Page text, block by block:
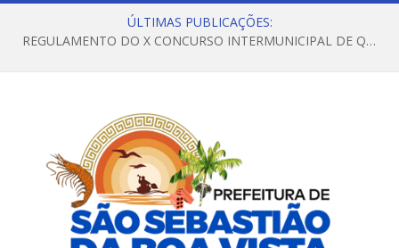
ÚLTIMAS PUBLICAÇÕES:
REGULAMENTO DO X CONCURSO INTERMUNICIPAL DE QUADRILHAS JUNINAS – 2026 – ARRAIÁ DA VENEZA